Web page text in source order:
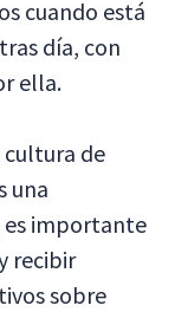
cuando está
día, con
ella.
cultura de
una
es importante
recibir
sobre